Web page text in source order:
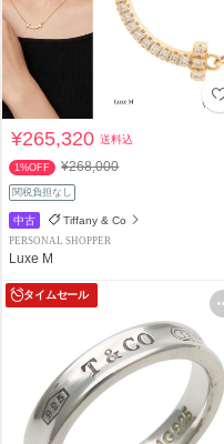
¥265,320送料込
1%OFF ¥268,000
関税負担なし
中古 Tiffany & Co
PERSONAL SHOPPER
Luxe M
タイムセール